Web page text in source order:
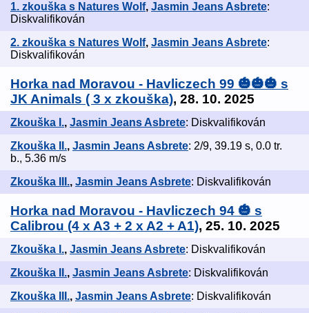
1. zkouška s Natures Wolf, Jasmin Jeans Asbrete:
Diskvalifikován
2. zkouška s Natures Wolf, Jasmin Jeans Asbrete:
Diskvalifikován
Horka nad Moravou - Havliczech 99 🎃🎃🎃 s
JK Animals ( 3 x zkouška), 28. 10. 2025
Zkouška I., Jasmin Jeans Asbrete: Diskvalifikován
Zkouška II., Jasmin Jeans Asbrete: 2/9, 39.19 s, 0.0 tr.
b., 5.36 m/s
Zkouška III., Jasmin Jeans Asbrete: Diskvalifikován
Horka nad Moravou - Havliczech 94 🎃 s
Calibrou (4 x A3 + 2 x A2 + A1), 25. 10. 2025
Zkouška I., Jasmin Jeans Asbrete: Diskvalifikován
Zkouška II., Jasmin Jeans Asbrete: Diskvalifikován
Zkouška III., Jasmin Jeans Asbrete: Diskvalifikován